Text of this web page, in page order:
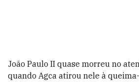
João Paulo II quase morreu no
quando Agca atirou nele à